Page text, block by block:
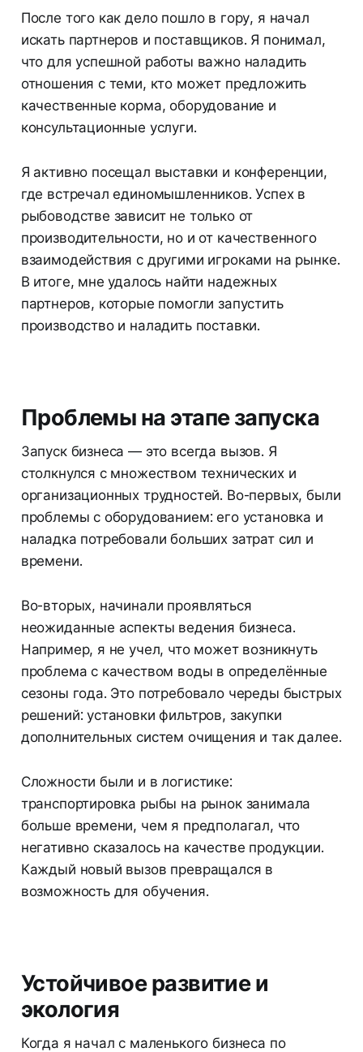
После того как дело пошло в гору, я начал
искать партнеров и поставщиков. Я понимал,
что для успешной работы важно наладить
отношения с теми, кто может предложить
качественные корма, оборудование и
консультационные услуги.
Я активно посещал выставки и конференции,
где встречал единомышленников. Успех в
рыбоводстве зависит не только от
производительности, но и от качественного
взаимодействия с другими игроками на рынке.
В итоге, мне удалось найти надежных
партнеров, которые помогли запустить
производство и наладить поставки.
Проблемы на этапе запуска
Запуск бизнеса — это всегда вызов. Я
столкнулся с множеством технических и
организационных трудностей. Во-первых, были
проблемы с оборудованием: его установка и
наладка потребовали больших затрат сил и
времени.
Во-вторых, начинали проявляться
неожиданные аспекты ведения бизнеса.
Например, я не учел, что может возникнуть
проблема с качеством воды в определённые
сезоны года. Это потребовало череды быстрых
решений: установки фильтров, закупки
дополнительных систем очищения и так далее.
Сложности были и в логистике:
транспортировка рыбы на рынок занимала
больше времени, чем я предполагал, что
негативно сказалось на качестве продукции.
Каждый новый вызов превращался в
возможность для обучения.
Устойчивое развитие и
экология
Когда я начал с маленького бизнеса по